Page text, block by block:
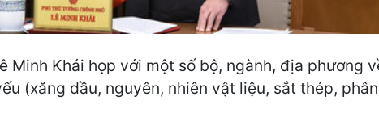
Minh Khái họp với một số bộ, ngành, địa phương
(xăng dầu, nguyên, nhiên vật liệu, sắt thép,